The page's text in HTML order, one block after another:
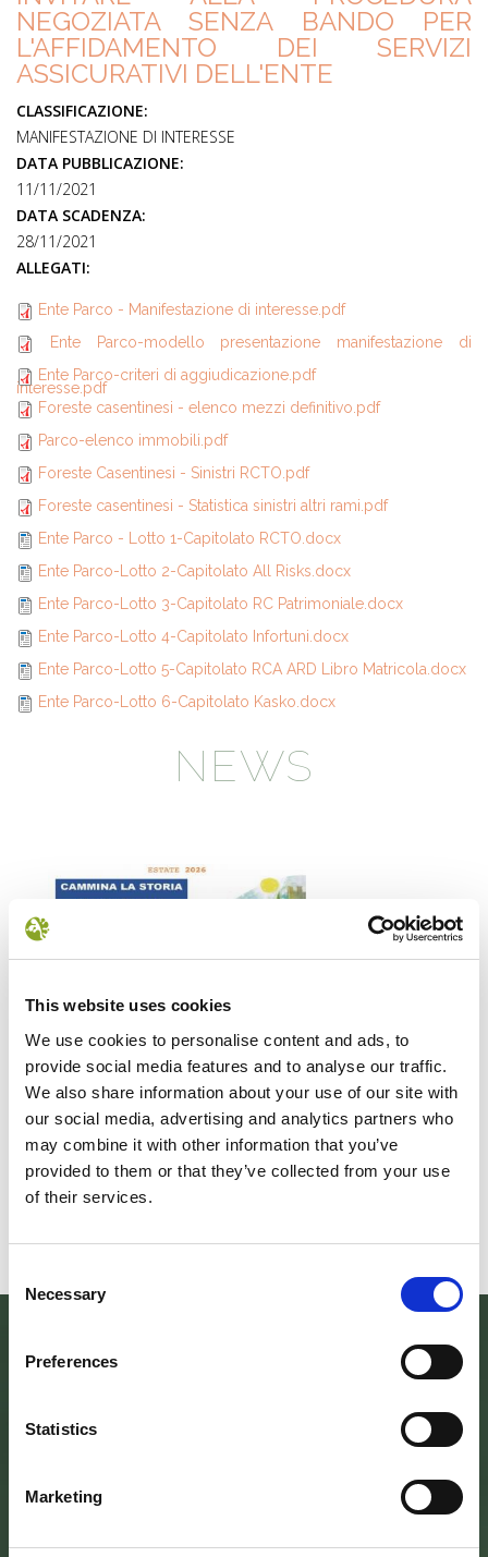
This website uses cookies
We use cookies to personalise content and ads, to
provide social media features and to analyse our traffic.
We also share information about your use of our site with
our social media, advertising and analytics partners who
may combine it with other information that you’ve
provided to them or that they’ve collected from your use
of their services.
Selection
Necessary
Preferences
Statistics
Marketing
NEGOZIATA SENZA BANDO PER
L'AFFIDAMENTO DEI SERVIZI
ASSICURATIVI DELL'ENTE
CLASSIFICAZIONE:
MANIFESTAZIONE DI INTERESSE
DATA PUBBLICAZIONE:
11/11/2021
DATA SCADENZA:
28/11/2021
ALLEGATI:
Ente Parco - Manifestazione di interesse.pdf
Ente Parco-modello presentazione manifestazione di
interesse.pdf
Ente Parco-criteri di aggiudicazione.pdf
Foreste casentinesi - elenco mezzi definitivo.pdf
Parco-elenco immobili.pdf
Foreste Casentinesi - Sinistri RCTO.pdf
Foreste casentinesi - Statistica sinistri altri rami.pdf
Ente Parco - Lotto 1-Capitolato RCTO.docx
Ente Parco-Lotto 2-Capitolato All Risks.docx
Ente Parco-Lotto 3-Capitolato RC Patrimoniale.docx
Ente Parco-Lotto 4-Capitolato Infortuni.docx
Ente Parco-Lotto 5-Capitolato RCA ARD Libro Matricola.docx
Ente Parco-Lotto 6-Capitolato Kasko.docx
NEWS
UN FESTIVAL DIFFUSOper
scoprire/coltivare/lo spirito/della
vallePASSI NEL BUIO: NELLA "VALLE
DELLE LUCCIOLE" 13
Leggi tutto
Dall’11 al 19
percorre solo
Guide Consigliate
Penna di